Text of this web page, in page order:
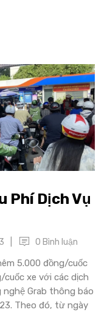
Phí Dịch Vụ
0 Bình luận
5.000 đồng/cuốc
cuốc xe với các dịch
nghệ Grab thông báo
Theo đó, từ ngày